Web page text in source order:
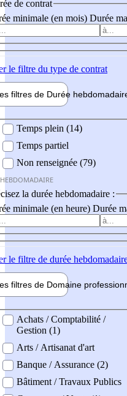
de contrat
minimale (en mois) Durée
le filtre du type de contrat
filtres de Durée hebdo
Temps plein (14)
Temps partiel
Non renseignée (79)
la durée hebdomadaire :
minimale (en heure) Durée
le filtre de durée
filtres de Domaine pro
professionel
Achats / Comptabilité /
Gestion (1)
Arts / Artisanat d'art
Banque / Assurance (2)
Bâtiment / Travaux Publics